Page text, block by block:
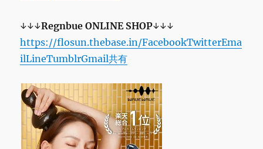
↓↓↓RegnbueONLINE SHOP↓↓↓
https://flosun.thebase.in/FacebookTwitterEma
ilLineTumblrGmail共有